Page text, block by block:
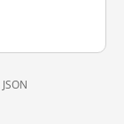
JSON